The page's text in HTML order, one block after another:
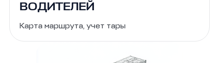
ВОДИТЕЛЕЙ
Карта маршрута, учет тары